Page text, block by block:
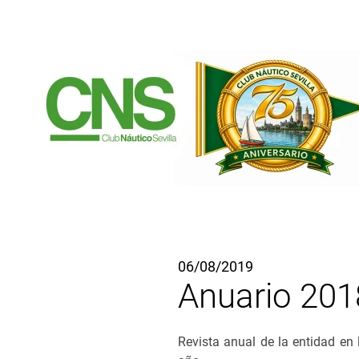
06/08/2019
Anuario
Revista anual de la entidad